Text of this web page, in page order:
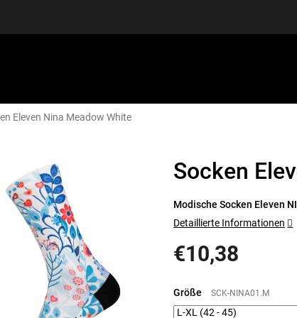
Eleven Nina Meadow White
Socken
€10,38
Größe SCK-NINA01.M
Modische Socken Eleven
Detaillierte Informationen